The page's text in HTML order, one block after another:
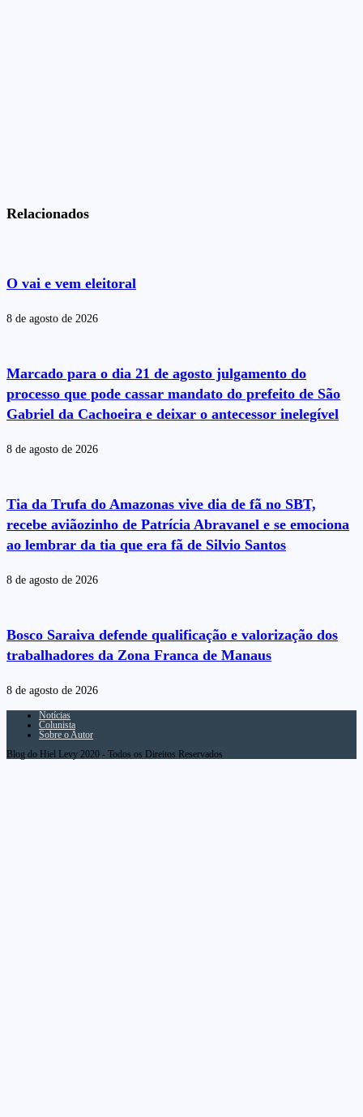
Relacionados
O vai e vem eleitoral
8 de agosto de 2026
Marcado para o dia 21 de agosto julgamento do
processo que pode cassar mandato do prefeito de São
Gabriel da Cachoeira e deixar o antecessor inelegível
8 de agosto de 2026
Tia da Trufa do Amazonas vive dia de fã no SBT,
recebe aviãozinho de Patrícia Abravanel e se emociona
ao lembrar da tia que era fã de Silvio Santos
8 de agosto de 2026
Bosco Saraiva defende qualificação e valorização dos
trabalhadores da Zona Franca de Manaus
8 de agosto de 2026
Notícias
Colunista
Sobre o Autor
Blog do Hiel Levy 2020 - Todos os Direitos Reservados